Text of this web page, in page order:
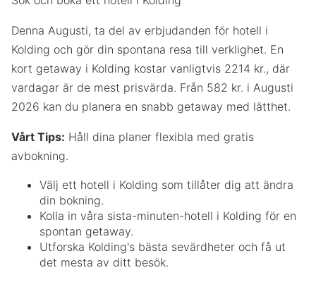
Denna Augusti, ta del av erbjudanden för hotell i
Kolding och gör din spontana resa till verklighet. En
kort getaway i Kolding kostar vanligtvis 2214 kr., där
vardagar är de mest prisvärda. Från 582 kr. i Augusti
2026 kan du planera en snabb getaway med lätthet.
Vårt Tips: Håll dina planer flexibla med gratis
avbokning.
Välj ett hotell i Kolding som tillåter dig att ändra
din bokning.
Kolla in våra sista-minuten-hotell i Kolding för en
spontan getaway.
Utforska Kolding's bästa sevärdheter och få ut
det mesta av ditt besök.